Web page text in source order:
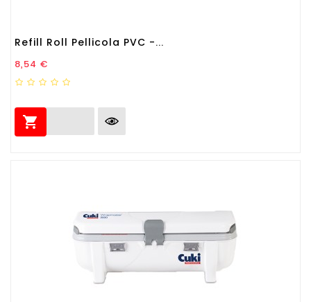
Refill Roll Pellicola PVC -...
Prezzo
8,54 €
